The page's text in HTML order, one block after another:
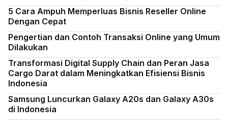
5 Cara Ampuh Memperluas Bisnis Reseller Online
Dengan Cepat
Pengertian dan Contoh Transaksi Online yang Umum
Dilakukan
Transformasi Digital Supply Chain dan Peran Jasa
Cargo Darat dalam Meningkatkan Efisiensi Bisnis
Indonesia
Samsung Luncurkan Galaxy A20s dan Galaxy A30s
di Indonesia